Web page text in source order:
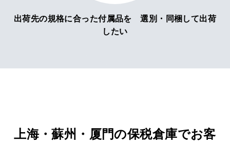
出荷先の規格に合った付属品を 選別・同梱して出荷
したい
上海・蘇州・厦門の保税倉庫でお客